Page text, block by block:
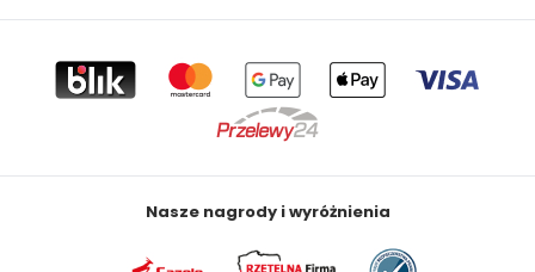
Nasze nagrody i wyróżnienia